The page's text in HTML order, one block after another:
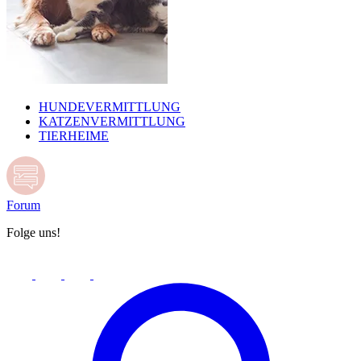
HUNDEVERMITTLUNG
KATZENVERMITTLUNG
TIERHEIME
Forum
Folge uns!